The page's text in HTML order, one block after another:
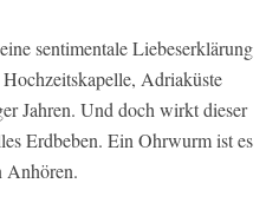
sentimentale Liebeserklärung
Adriaküste
Jahren. Und doch wirkt dieser
Erdbeben. Ein Ohrwurm ist es
Anhören.